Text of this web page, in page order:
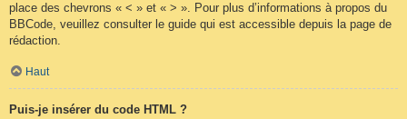
place des chevrons « < » et « > ». Pour plus d’informations à propos du
BBCode, veuillez consulter le guide qui est accessible depuis la page de
rédaction.
Haut
Puis-je insérer du code HTML ?